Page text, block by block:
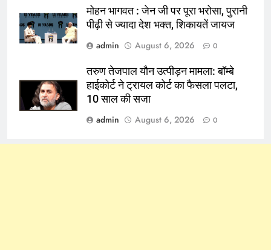
मोहन भागवत : जेन जी पर पूरा भरोसा, पुरानी
पीढ़ी से ज्यादा देश भक्त, शिकायतें जायज
admin
August 6, 2026 0
तरुण तेजपाल यौन उत्पीड़न मामला: बॉम्बे
हाईकोर्ट ने ट्रायल कोर्ट का फैसला पलटा,
10 साल की सजा
admin
August 6, 2026 0